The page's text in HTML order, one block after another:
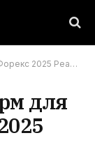
сравнение
для